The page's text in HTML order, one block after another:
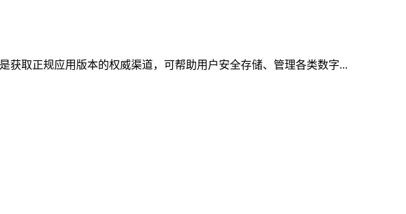
获取正规应用版本的权威渠道，可帮助用户安全存储、管理各类数字...